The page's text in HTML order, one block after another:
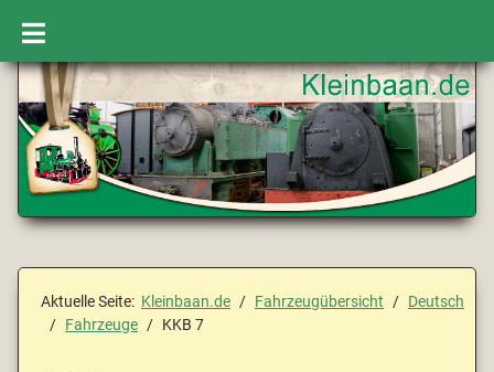
Aktuelle Seite: Kleinbaan.de Fahrzeugübersicht
Deutsch
Fahrzeuge
KKB 7